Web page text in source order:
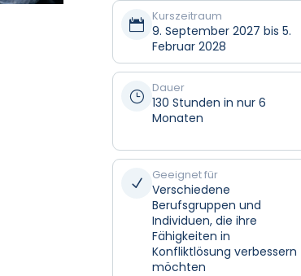

Kurszeitraum
9. September 2027 bis 5.
Februar 2028
}
Dauer
130 Stunden in nur 6
Monaten
N
Geeignet für
Verschiedene
Berufsgruppen und
Individuen, die ihre
Fähigkeiten in
Konfliktlösung verbessern
möchten